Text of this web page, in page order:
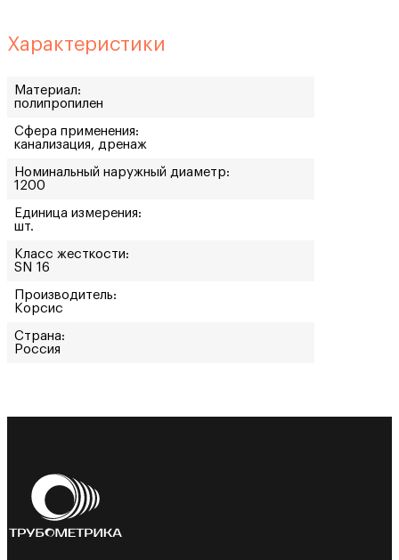
Характеристики
Материал:
полипропилен
Сфера применения:
канализация, дренаж
Номинальный наружный диаметр:
1200
Единица измерения:
шт.
Класс жесткости:
SN 16
Производитель:
Корсис
Страна:
Россия